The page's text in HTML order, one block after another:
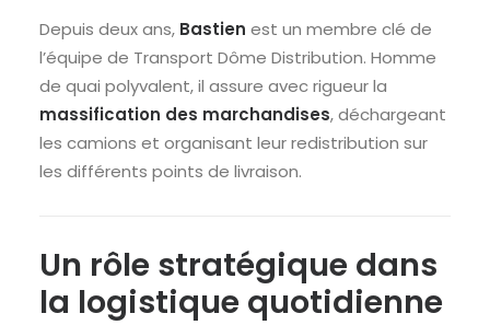
Depuis deux ans, Bastien est un membre clé de
l’équipe de Transport Dôme Distribution. Homme
de quai polyvalent, il assure avec rigueur la
massification des marchandises, déchargeant
les camions et organisant leur redistribution sur
les différents points de livraison.
Un rôle stratégique dans
la logistique quotidienne